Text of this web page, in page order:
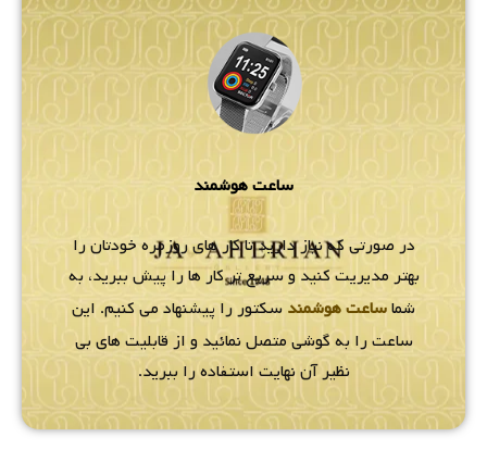
ساعت هوشمند
در صورتی که نیاز دارید تا کار های روزمره خودتان را
بهتر مدیریت کنید و سریع تر کار ها را پیش ببرید، به
شماساعت هوشمند سکتور را پیشنهاد می کنیم. این
ساعت را به گوشی متصل نمائید و از قابلیت های بی
نظیر آن نهایت استفاده را ببرید.